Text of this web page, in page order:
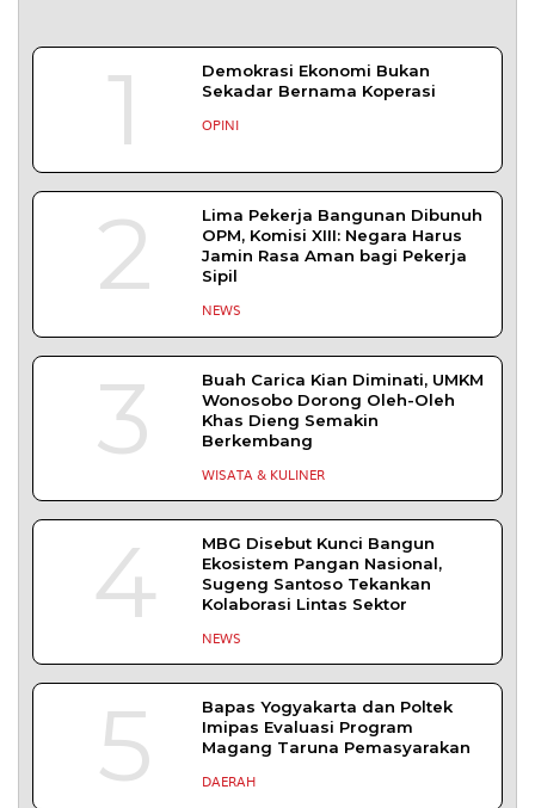
1
Demokrasi Ekonomi Bukan
Sekadar Bernama Koperasi
OPINI
2
Lima Pekerja Bangunan Dibunuh
OPM, Komisi XIII: Negara Harus
Jamin Rasa Aman bagi Pekerja
Sipil
NEWS
3
Buah Carica Kian Diminati, UMKM
Wonosobo Dorong Oleh-Oleh
Khas Dieng Semakin
Berkembang
WISATA & KULINER
4
MBG Disebut Kunci Bangun
Ekosistem Pangan Nasional,
Sugeng Santoso Tekankan
Kolaborasi Lintas Sektor
NEWS
5
Bapas Yogyakarta dan Poltek
Imipas Evaluasi Program
Magang Taruna Pemasyarakan
DAERAH